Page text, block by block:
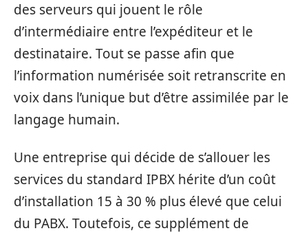
des serveurs qui jouent le rôle
d’intermédiaire entre l’expéditeur et le
destinataire. Tout se passe afin que
l’information numérisée soit retranscrite en
voix dans l’unique but d’être assimilée par le
langage humain.
Une entreprise qui décide de s’allouer les
services du standard IPBX hérite d’un coût
d’installation 15 à 30 % plus élevé que celui
du PABX. Toutefois, ce supplément de